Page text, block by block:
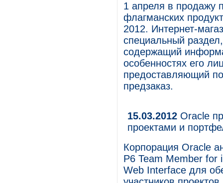
1 апреля в продажу
флагманских
2012. Интернет-
специальный
содержащий
особенностях его
предоставляющий
предзаказ.
15.03.2012 Oracle
проектами и
Корпорация Oracle
P6 Team Member for
Web Interface для